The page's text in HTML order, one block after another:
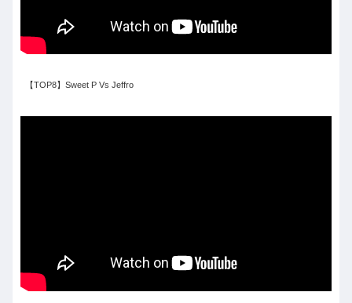
【TOP8】Sweet P Vs Jeffro